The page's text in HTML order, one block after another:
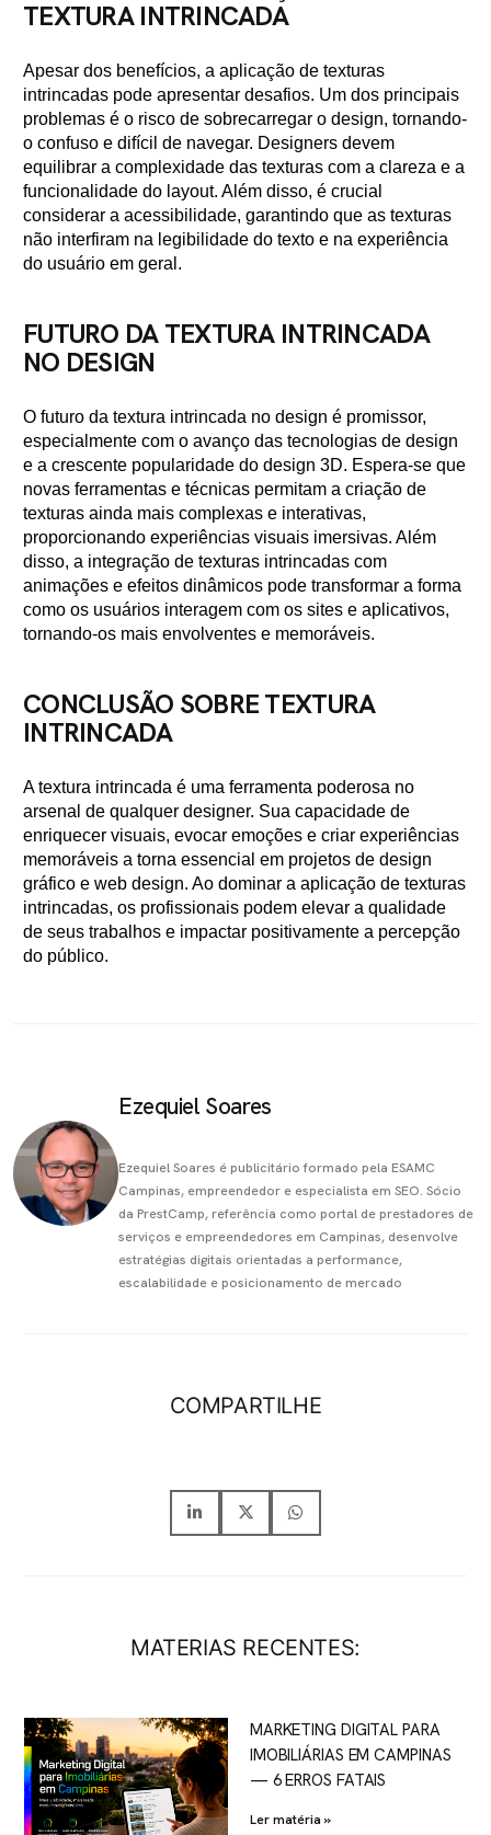
TEXTURA INTRINCADA
Apesar dos benefícios, a aplicação de texturas
intrincadas pode apresentar desafios. Um dos principais
problemas é o risco de sobrecarregar o design, tornando-
o confuso e difícil de navegar. Designers devem
equilibrar a complexidade das texturas com a clareza e a
funcionalidade do layout. Além disso, é crucial
considerar a acessibilidade, garantindo que as texturas
não interfiram na legibilidade do texto e na experiência
do usuário em geral.
FUTURO DA TEXTURA INTRINCADA
NO DESIGN
O futuro da textura intrincada no design é promissor,
especialmente com o avanço das tecnologias de design
e a crescente popularidade do design 3D. Espera-se que
novas ferramentas e técnicas permitam a criação de
texturas ainda mais complexas e interativas,
proporcionando experiências visuais imersivas. Além
disso, a integração de texturas intrincadas com
animações e efeitos dinâmicos pode transformar a forma
como os usuários interagem com os sites e aplicativos,
tornando-os mais envolventes e memoráveis.
CONCLUSÃO SOBRE TEXTURA
INTRINCADA
A textura intrincada é uma ferramenta poderosa no
arsenal de qualquer designer. Sua capacidade de
enriquecer visuais, evocar emoções e criar experiências
memoráveis a torna essencial em projetos de design
gráfico e web design. Ao dominar a aplicação de texturas
intrincadas, os profissionais podem elevar a qualidade
de seus trabalhos e impactar positivamente a percepção
do público.
Ezequiel Soares
Ezequiel Soares é publicitário formado pela ESAMC
Campinas, empreendedor e especialista em SEO. Sócio
da PrestCamp, referência como portal de prestadores de
serviços e empreendedores em Campinas, desenvolve
estratégias digitais orientadas a performance,
escalabilidade e posicionamento de mercado
COMPARTILHE
MATERIAS RECENTES:
MARKETING DIGITAL PARA
IMOBILIÁRIAS EM CAMPINAS
— 6 ERROS FATAIS
Ler matéria »